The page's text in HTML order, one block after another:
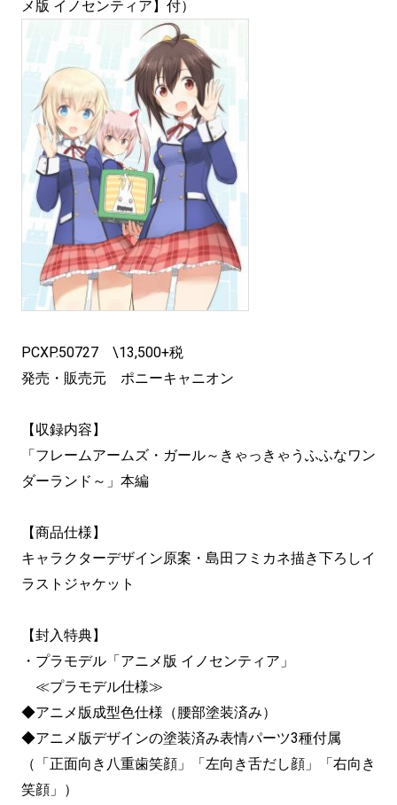
メ版 イノセンティア】付）
PCXP.50727 \13,500+税
発売・販売元 ポニーキャニオン
【収録内容】
「フレームアームズ・ガール～きゃっきゃうふふなワン
ダーランド～」本編
【商品仕様】
キャラクターデザイン原案・島田フミカネ描き下ろしイ
ラストジャケット
【封入特典】
・プラモデル「アニメ版 イノセンティア」
≪プラモデル仕様≫
◆アニメ版成型色仕様（腰部塗装済み）
◆アニメ版デザインの塗装済み表情パーツ3種付属
（「正面向き八重歯笑顔」「左向き舌だし顔」「右向き
笑顔」）